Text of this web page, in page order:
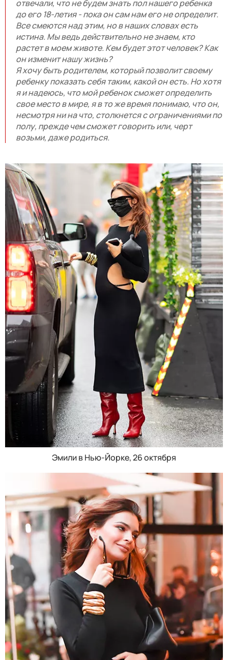
отвечали, что не будем знать пол нашего ребенка
до его 18-летия - пока он сам нам его не определит.
Все смеются над этим, но в наших словах есть
истина. Мы ведь действительно не знаем, кто
растет в моем животе. Кем будет этот человек? Как
он изменит нашу жизнь?
Я хочу быть родителем, который позволит своему
ребенку показать себя таким, какой он есть. Но хотя
я и надеюсь, что мой ребенок сможет определить
свое место в мире, я в то же время понимаю, что он,
несмотря ни на что, столкнется с ограничениями по
полу, прежде чем сможет говорить или, черт
возьми, даже родиться.
Эмили в Нью-Йорке, 26 октября